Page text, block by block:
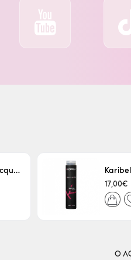
Λακ Professionel Lacque Super Strong 500ml
17,00€
Ο